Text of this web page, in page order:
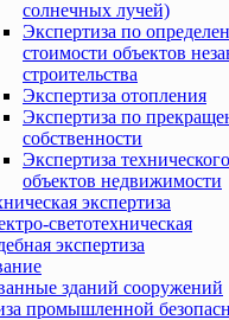
солнечных лучей)
Экспертиза по
стоимости объектов
строительства
Экспертиза отопления
Экспертиза по
собственности
Экспертиза
объектов недвижимости
экспертиза
светотехническая
экспертиза
зданий сооружений
промышленной